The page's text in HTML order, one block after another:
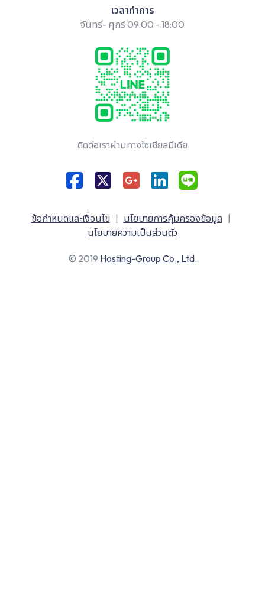
เวลาทำการ
จันทร์- ศุกร์ 09:00 - 18:00
ติดต่อเราผ่านทางโซเชียลมีเดีย
ข้อกำหนดและเงื่อนไข | นโยบายการคุ้มครองข้อมูล |
นโยบายความเป็นส่วนตัว
© 2019 Hosting-Group Co., Ltd.